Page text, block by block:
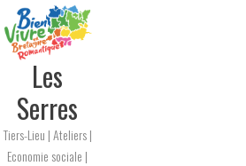
Les
Serres
Tiers-Lieu | Ateliers |
Economie sociale |